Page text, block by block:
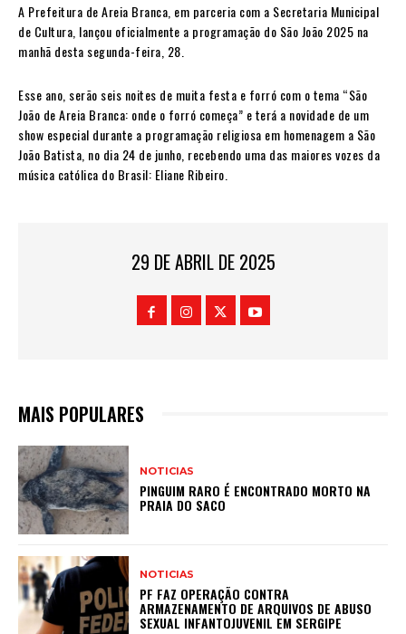
A Prefeitura de Areia Branca, em parceria com a Secretaria Municipal
de Cultura, lançou oficialmente a programação do São João 2025 na
manhã desta segunda-feira, 28.
Esse ano, serão seis noites de muita festa e forró com o tema “São
João de Areia Branca: onde o forró começa” e terá a novidade de um
show especial durante a programação religiosa em homenagem a São
João Batista, no dia 24 de junho, recebendo uma das maiores vozes da
música católica do Brasil: Eliane Ribeiro.
29 DE ABRIL DE 2025
MAIS POPULARES
NOTICIAS
PINGUIM RARO É ENCONTRADO MORTO NA
PRAIA DO SACO
NOTICIAS
PF FAZ OPERAÇÃO CONTRA
ARMAZENAMENTO DE ARQUIVOS DE ABUSO
SEXUAL INFANTOJUVENIL EM SERGIPE